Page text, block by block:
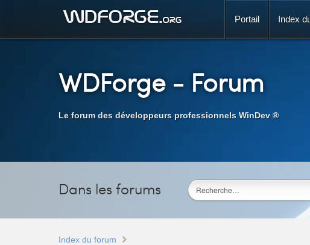
Portail Index
WDForge- Forum
Le forum des développeurs professionnels WinDev ®
Dans les forums
Index du forum